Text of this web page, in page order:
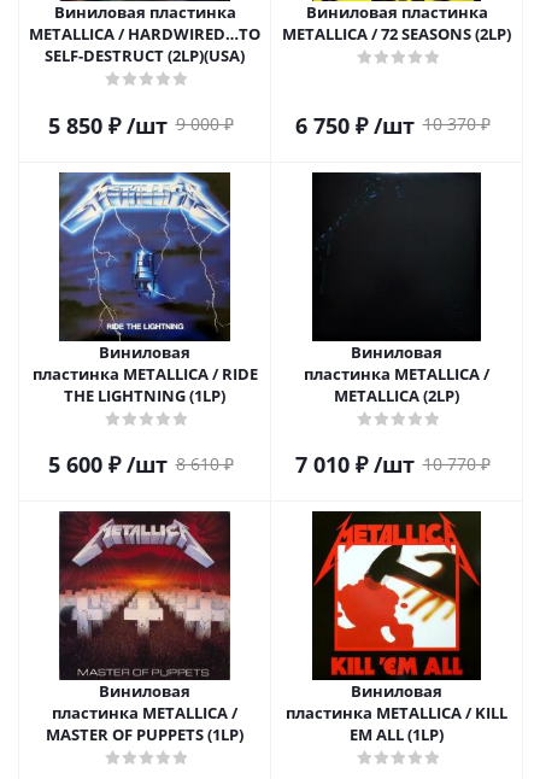
Виниловая пластинка
METALLICA / HARDWIRED…TO
SELF-DESTRUCT (2LP)(USA)
5 850₽ /шт 9 000₽
Виниловая пластинка
METALLICA / 72 SEASONS (2LP)
6 750₽ /шт 10 370₽
Виниловая
пластинка METALLICA / RIDE
THE LIGHTNING (1LP)
5 600₽ /шт 8 610₽
Виниловая
пластинка METALLICA /
METALLICA (2LP)
7 010₽ /шт 10 770₽
Виниловая
пластинка METALLICA /
MASTER OF PUPPETS (1LP)
Виниловая
пластинка METALLICA / KILL
EM ALL (1LP)